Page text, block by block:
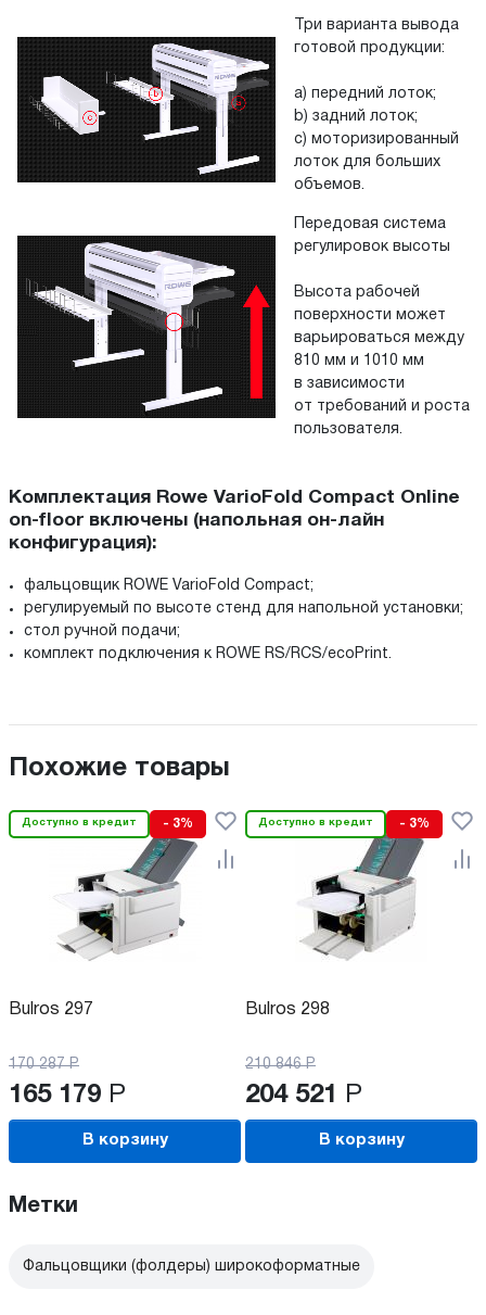
Три варианта вывода
готовой продукции:
a) передний лоток;
b) задний лоток;
c) моторизированный
лоток для больших
объемов.
Передовая система
регулировок высоты
Высота рабочей
поверхности может
варьироваться между
810 мм и 1010 мм
в зависимости
от требований и роста
пользователя.
Комплектация Rowe VarioFold Compact Online
on-floor включены (напольная он-лайн
конфигурация):
фальцовщик ROWE VarioFold Compact;
регулируемый по высоте стенд для напольной установки;
стол ручной подачи;
комплект подключения к ROWE RS/RCS/ecoPrint.
Похожие товары
Доступно в кредит - 3%
Bulros 297
170 287 Р
165 179 Р
В корзину
Доступно в кредит - 3%
Bulros 298
210 846 Р
204 521 Р
В корзину
Метки
Фальцовщики (фолдеры) широкоформатные